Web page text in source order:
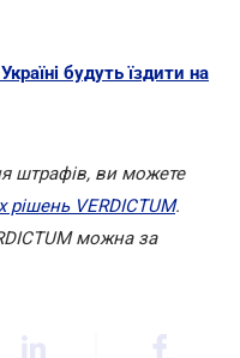
будуть їздити на
штрафів, ви можете
рішень VERDICTUM.
можна за